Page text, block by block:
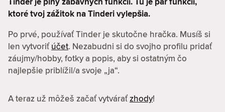
ktoré tvoj zážitok na Tinderi vylepšia.
Po prvé, používať Tinder je skutočne hračka. Musíš si
len vytvoriť účet. Nezabudni si do svojho profilu pridať
záujmy/hobby, fotky a popis, aby si ostatným čo
najlepšie priblížil/a svoje „ja“.
A teraz už môžeš začať vytváraťzhody!